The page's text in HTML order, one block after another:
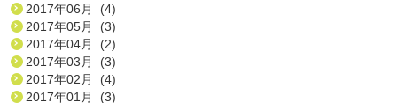
2017年06月 (4)
2017年05月 (3)
2017年04月 (2)
2017年03月 (3)
2017年02月 (4)
2017年01月 (3)